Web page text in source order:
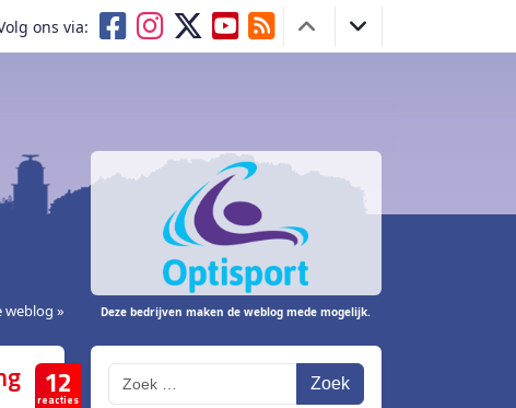
ons via:
weblog » Deze bedrijven maken de weblog mede mogelijk.
12
reacties